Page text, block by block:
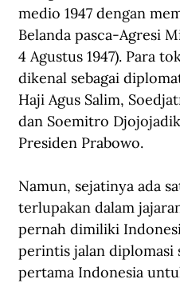
medio 1947 dengan
Belanda pasca-Agresi
4 Agustus 1947). Para
dikenal sebagai
Haji Agus Salim,
dan Soemitro
Presiden Prabowo.
Namun, sejatinya ada
terlupakan dalam
pernah dimiliki
perintis jalan diplomasi
pertama Indonesia